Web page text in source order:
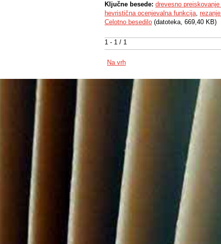
1 - 1 / 1
Ključne besede: drevesno
hevristična ocenjevalna funkcija,
Celotno besedilo (datoteka, 669,40 KB)
Na vrh